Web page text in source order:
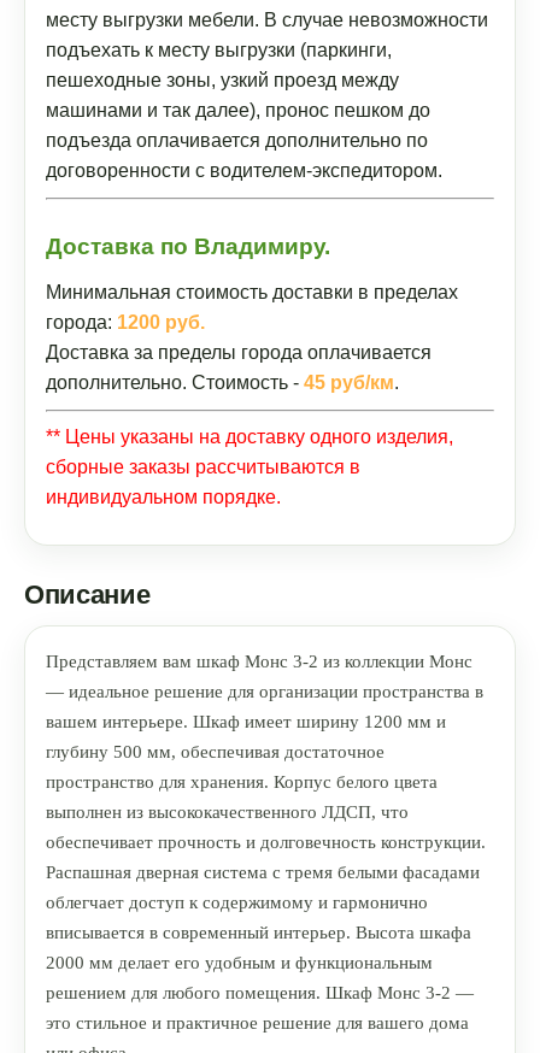
месту выгрузки мебели. В случае невозможности
подъехать к месту выгрузки (паркинги,
пешеходные зоны, узкий проезд между
машинами и так далее), пронос пешком до
подъезда оплачивается дополнительно по
договоренности с водителем-экспедитором.
Доставка по Владимиру.
Минимальная стоимость доставки в пределах
города: 1200 руб.
Доставка за пределы города оплачивается
дополнительно. Стоимость - 45 руб/км.
** Цены указаны на доставку одного изделия,
сборные заказы рассчитываются в
индивидуальном порядке.
Описание
Представляем вам шкаф Монс 3-2 из коллекции Монс
— идеальное решение для организации пространства в
вашем интерьере. Шкаф имеет ширину 1200 мм и
глубину 500 мм, обеспечивая достаточное
пространство для хранения. Корпус белого цвета
выполнен из высококачественного ЛДСП, что
обеспечивает прочность и долговечность конструкции.
Распашная дверная система с тремя белыми фасадами
облегчает доступ к содержимому и гармонично
вписывается в современный интерьер. Высота шкафа
2000 мм делает его удобным и функциональным
решением для любого помещения. Шкаф Монс 3-2 —
это стильное и практичное решение для вашего дома